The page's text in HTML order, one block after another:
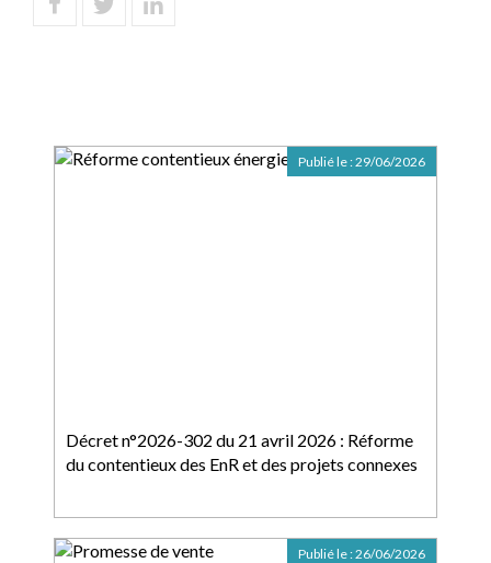
Décret n°2026-302 du 21 avril 2026 : Réforme
du contentieux des EnR et des projets connexes
Publié le :29/06/2026
Publié le :26/06/2026